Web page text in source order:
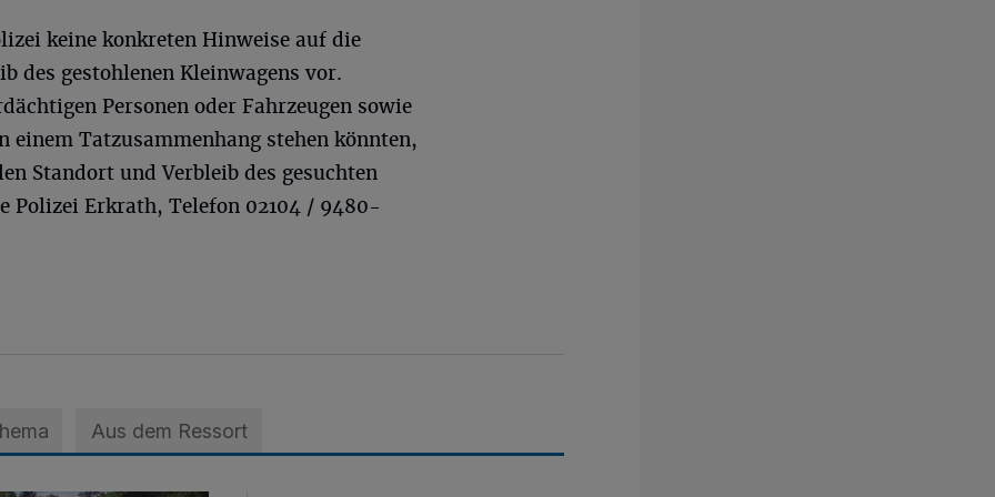
keine konkreten Hinweise auf die
des gestohlenen Kleinwagens vor.
Personen oder Fahrzeugen sowie
einem Tatzusammenhang stehen könnten,
Standort und Verbleib des gesuchten
Polizei Erkrath, Telefon 02104 / 9480-
Aus dem Ressort